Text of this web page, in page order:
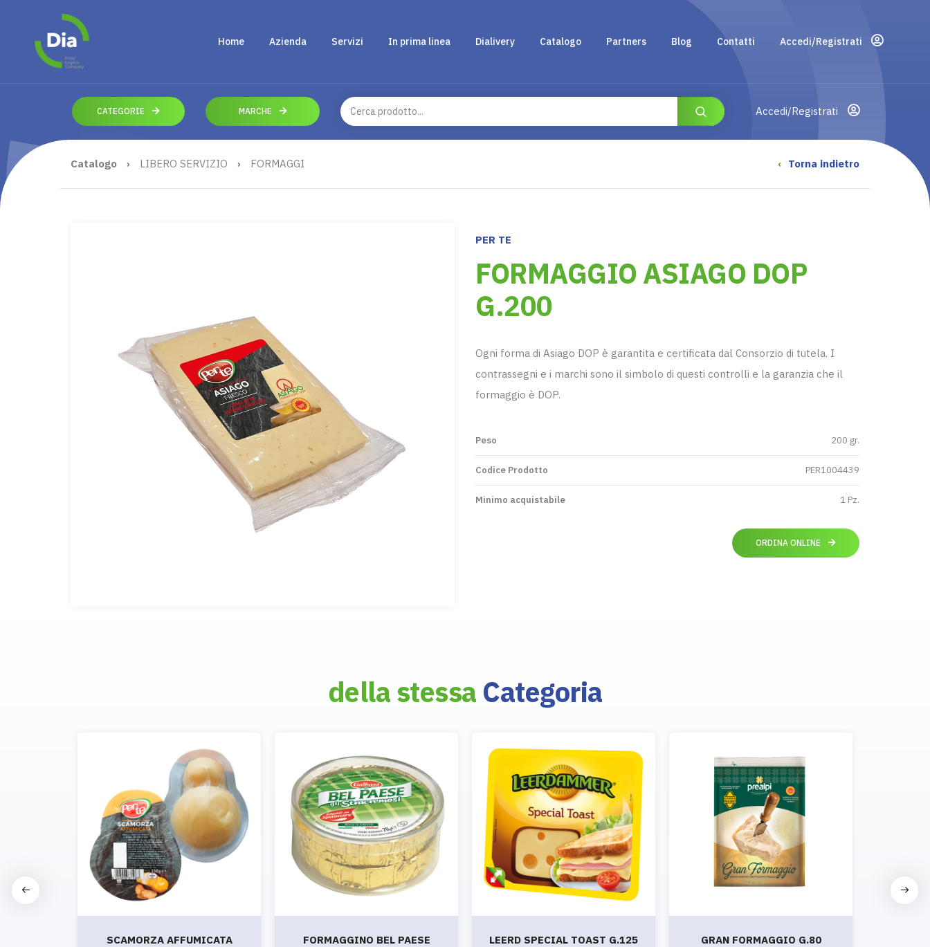
Home Azienda Servizi In prima linea Dialivery Catalogo Partners Blog Contatti Accedi/Registrati
CATEGORIE MARCHE Accedi/Registrati
Catalogo › LIBERO SERVIZIO › FORMAGGI ‹ Torna indietro
PER TE
FORMAGGIO ASIAGO DOP
G.200
Ogni forma di Asiago DOP è garantita e certificata dal Consorzio di tutela. I
contrassegni e i marchi sono il simbolo di questi controlli e la garanzia che il
formaggio è DOP.
Peso 200 gr.
Codice Prodotto PER1004439
Minimo acquistabile 1 Pz.
ORDINA ONLINE
della stessa Categoria
SCAMORZA AFFUMICATA
FORMAGGINO BEL PAESE
LEERD SPECIAL TOAST G.125 GRAN FORMAGGIO G.80